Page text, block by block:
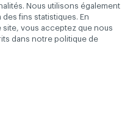
d’autres
personnelles du
vous pouvez joindre au
transmission.
Nous utilisons également
fins statistiques. En
vous acceptez que nous
dans notre politique de